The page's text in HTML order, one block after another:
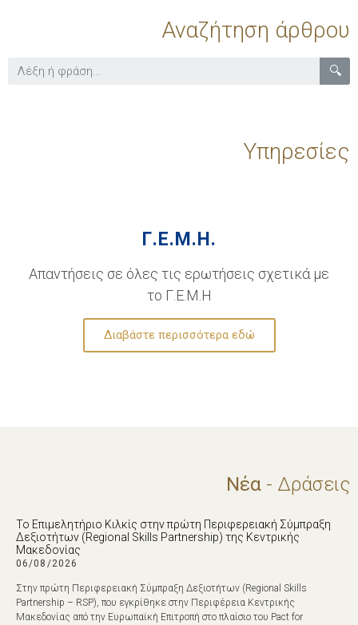
Αναζήτηση άρθρου
🔍
Υπηρεσίες
Γ.Ε.Μ.Η.
Απαντήσεις σε όλες τις ερωτήσεις σχετικά με
το Γ.Ε.Μ.Η
Διαβάστε περισσότερα εδώ
Νέα - Δράσεις
Το Επιμελητήριο Κιλκίς στην πρώτη Περιφερειακή Σύμπραξη
Δεξιοτήτων (Regional Skills Partnership) της Κεντρικής
Μακεδονίας
06/08/2026
Στην πρώτη Περιφερειακή Σύμπραξη Δεξιοτήτων (Regional Skills
Partnership – RSP), που εγκρίθηκε στην Περιφέρεια Κεντρικής
Μακεδονίας από την Ευρωπαϊκή Επιτροπή στο πλαίσιο του Pact for